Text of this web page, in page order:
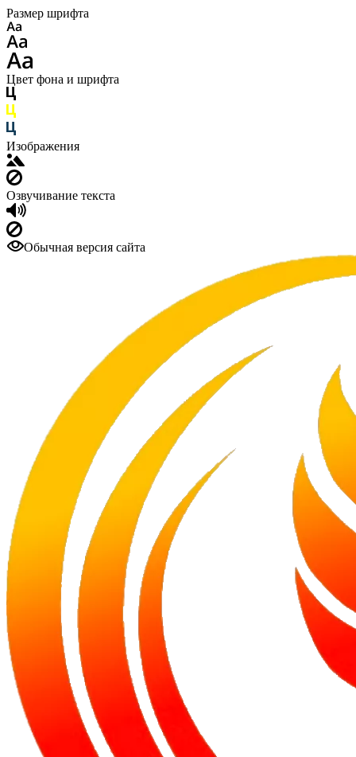
Размер шрифта
Цвет фона и шрифта
Изображения
Озвучивание текста
Обычная версия сайта